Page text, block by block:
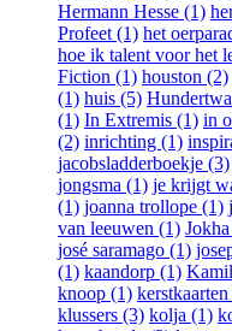
Hermann Hesse (1)
Profeet (1) het
hoe ik talent voor het
Fiction (1) houston (2)
(1) huis (5)
(1) In Extremis (1) in
(2) inrichting (1)
jacobsladderboekje (3)
jongsma (1) je krijgt
(1) joanna trollope (1)
van leeuwen (1)
josé saramago (1)
(1) kaandorp (1)
knoop (1)
klussers (3) kolja (1)